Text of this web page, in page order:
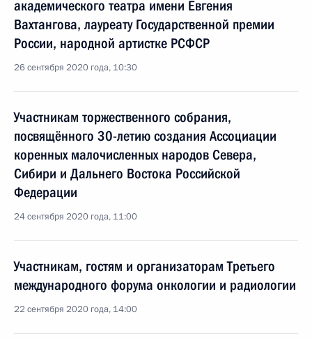
академического театра имени Евгения
Вахтангова, лауреату Государственной премии
России, народной артистке РСФСР
26 сентября 2020 года, 10:30
Участникам торжественного собрания,
посвящённого 30-летию создания Ассоциации
коренных малочисленных народов Севера,
Сибири и Дальнего Востока Российской
Федерации
24 сентября 2020 года, 11:00
Участникам, гостям и организаторам Третьего
международного форума онкологии и радиологии
22 сентября 2020 года, 14:00